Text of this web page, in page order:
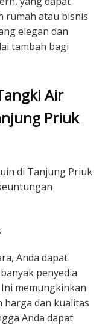
rumah atau bisnis
elegan dan
tambah bagi
Air
Priuk
di Tanjung Priuk
Anda dapat
penyedia
memungkinkan
harga dan kualitas
Anda dapat